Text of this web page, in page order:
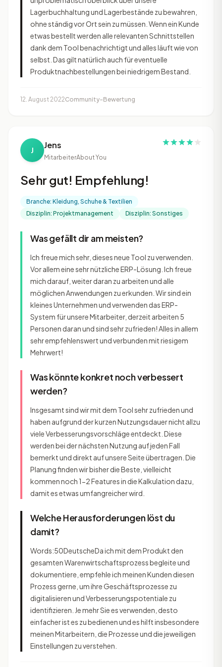
Lagerbuchhaltung und Lagerbestände zu bewahren,
ohne ständig vor Ort sein zu müssen. Wenn ein Kunde
etwas bestellt werden alle relevanten Schnittstellen
dank dem Tool benachrichtigt und alles läuft wie von
selbst. Das gilt natürlich auch für eventuelle
Produktnachbestellungen bei niedrigem Bestand.
12. August 2022Community-Bewertung
J Jens
MitarbeiterAbout You
Sehr gut! Empfehlung!
Branche: Kleidung, Schuhe & Textilien
Disziplin: Projektmanagement
Disziplin: Sonstiges
Was gefällt dir am meisten?
Ich freue mich sehr, dieses neue Tool zu verwenden.
Vor allem eine sehr nützliche ERP-Lösung. Ich freue
mich darauf, weiter daran zu arbeiten und alle
möglichen Anwendungen zu erkunden. Wir sind ein
kleines Unternehmen und verwenden das ERP-
System für unsere Mitarbeiter, derzeit arbeiten 5
Personen daran und sind sehr zufrieden! Alles in allem
sehr empfehlenswert und verbunden mit riesigem
Mehrwert!
Was könnte konkret noch verbessert
werden?
Insgesamt sind wir mit dem Tool sehr zufrieden und
haben aufgrund der kurzen Nutzungsdauer nicht allzu
viele Verbesserungsvorschläge entdeckt. Diese
werden bei der nächsten Nutzung auf jeden Fall
bemerkt und direkt auf unsere Seite übertragen. Die
Planung finden wir bisher die Beste, vielleicht
kommen noch 1-2 Features in die Kalkulation dazu,
damit es etwas umfangreicher wird.
Welche Herausforderungen löst du
damit?
Words:50DeutscheDa ich mit dem Produkt den
gesamten Warenwirtschaftsprozess begleite und
dokumentiere, empfehle ich meinen Kunden diesen
Prozess gerne, um ihre Geschäftsprozesse zu
digitalisieren und Verbesserungspotentiale zu
identifizieren. Je mehr Sie es verwenden, desto
einfacher ist es zu bedienen und es hilft insbesondere
meinen Mitarbeitern, die Prozesse und die jeweiligen
Einstellungen zu verstehen.